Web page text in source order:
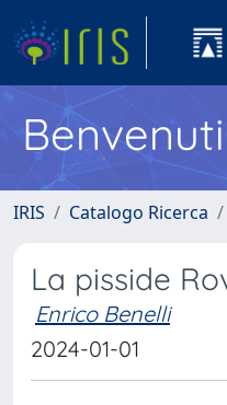
IRIS Catalogo Ricerca
La pisside
Enrico Benelli
2024-01-01